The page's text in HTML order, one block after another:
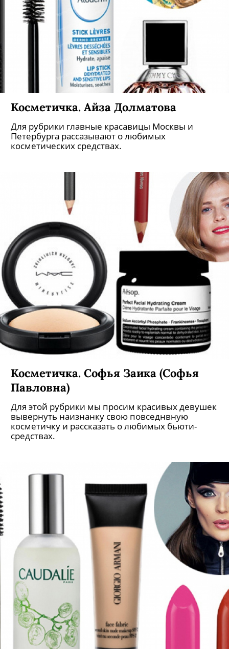
Косметичка. Айза Долматова
Для рубрики главные красавицы Москвы и
Петербурга рассазывают о любимых
косметических средствах.
Косметичка. Софья Заика (Софья
Павловна)
Для этой рубрики мы просим красивых девушек
вывернуть наизнанку свою повседнвную
косметичку и рассказать о любимых бьюти-
средствах.